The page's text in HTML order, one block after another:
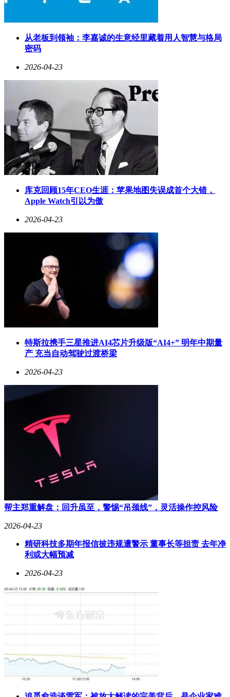
从老板到领袖：李嘉诚的生意经里藏着用人智慧与格局
密码
2026-04-23
库克回顾15年CEO生涯：苹果地图失误成首个大错，
Apple Watch引以为傲
2026-04-23
特斯拉携手三星推进AI4芯片升级版“AI4+” 明年中期量
产 充当自动驾驶过渡桥梁
2026-04-23
帮主郑重解盘：回升虽至，警惕“吊颈线”，灵活操作控风险
2026-04-23
精研科技多期年报信披违规遭警示 董事长等担责 去年净
利或大幅预减
2026-04-23